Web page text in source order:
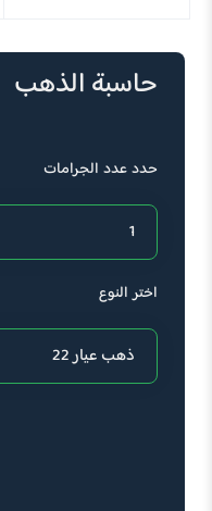
حاسبة الذهب
حدد عدد الجرامات
اختر النوع